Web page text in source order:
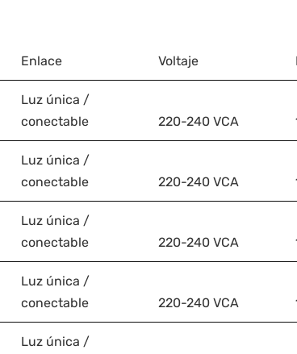
Enlace Voltaje
Luz única /
conectable
220-240 VCA
Luz única /
conectable
220-240 VCA
Luz única /
conectable
220-240 VCA
Luz única /
conectable
220-240 VCA
Luz única /